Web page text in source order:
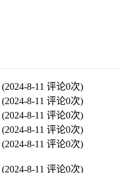
(2024-8-11 评论0次)
(2024-8-11 评论0次)
(2024-8-11 评论0次)
(2024-8-11 评论0次)
(2024-8-11 评论0次)
(2024-8-11 评论0次)